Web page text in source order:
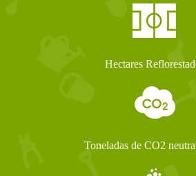
Hectares
Toneladas de CO2